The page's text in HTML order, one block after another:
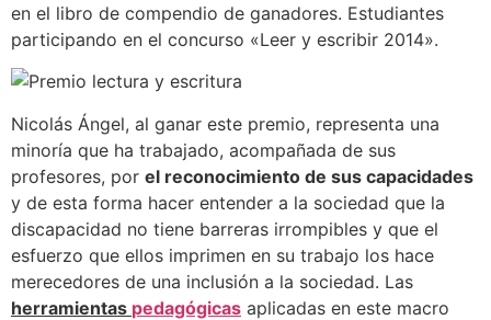
en el libro de compendio de ganadores. Estudiantes
participando en el concurso «Leer y escribir 2014».
Nicolás Ángel, al ganar este premio, representa una
minoría que ha trabajado, acompañada de sus
profesores, por el reconocimiento de sus capacidades
y de esta forma hacer entender a la sociedad que la
discapacidad no tiene barreras irrompibles y que el
esfuerzo que ellos imprimen en su trabajo los hace
merecedores de una inclusión a la sociedad. Las
herramientas pedagógicas aplicadas en este macro